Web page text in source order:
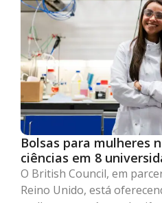
Bolsas para mulheres
ciências em 8
O British Council, em
Reino Unido, está